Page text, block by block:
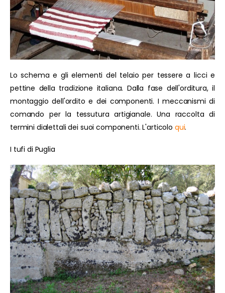
Lo schema e gli elementi del telaio per tessere a licci e
pettine della tradizione italiana. Dalla fase dell'orditura, il
montaggio dell'ordito e dei componenti. I meccanismi di
comando per la tessutura artigianale. Una raccolta di
termini dialettali dei suoi componenti. L'articolo qui.
I tufi di Puglia